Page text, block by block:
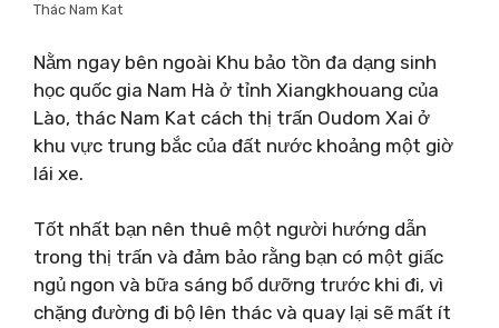
Thác Nam Kat
Nằm ngay bên ngoài Khu bảo tồn đa dạng sinh
học quốc gia Nam Hà ở tỉnh Xiangkhouang của
Lào, thác Nam Kat cách thị trấn Oudom Xai ở
khu vực trung bắc của đất nước khoảng một giờ
lái xe.
Tốt nhất bạn nên thuê một người hướng dẫn
trong thị trấn và đảm bảo rằng bạn có một giấc
ngủ ngon và bữa sáng bổ dưỡng trước khi đi, vì
chặng đường đi bộ lên thác và quay lại sẽ mất ít